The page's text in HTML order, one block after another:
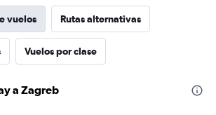
vuelos Rutas alternativas
Vuelos por clase
a Zagreb